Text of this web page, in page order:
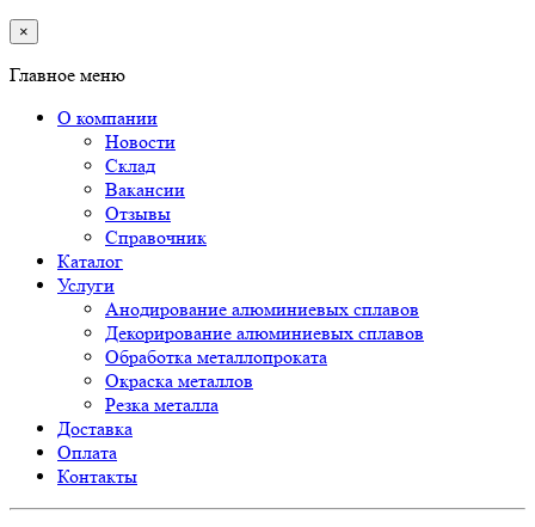
×
Главное меню
О компании
Новости
Склад
Вакансии
Отзывы
Справочник
Каталог
Услуги
Анодирование алюминиевых сплавов
Декорирование алюминиевых сплавов
Обработка металлопроката
Окраска металлов
Резка металла
Доставка
Оплата
Контакты